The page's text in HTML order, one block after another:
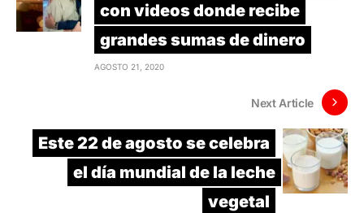
con videos donde recibe
grandes sumas de dinero
AGOSTO 21, 2020
Next Article
Este 22 de agosto se celebra
el día mundial de la leche
vegetal